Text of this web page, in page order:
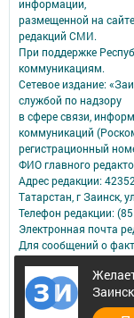
информации,
размещенной на
редакций СМИ.
При поддержке
коммуникациям.
Сетевое издание:
службой по надзору
в сфере связи,
коммуникаций
регистрационный
ФИО главного
Адрес редакции:
Татарстан, г Заинск,
Телефон редакции:
Электронная почта
Для сообщений о
Антикоррупционная
АО «ТАТМЕДИА»